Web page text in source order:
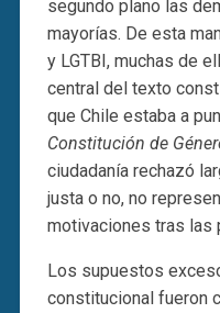
segundo plano las
mayorías. De esta
y LGTBI, muchas de
central del texto
que Chile estaba a
Constitución de
ciudadanía rechazó
justa o no, no
motivaciones tras las
Los supuestos
constitucional fueron